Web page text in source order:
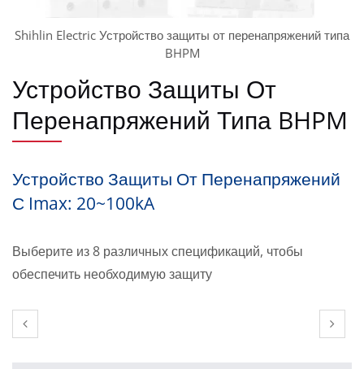
Shihlin Electric Устройство защиты от перенапряжений типа
BHPM
Устройство Защиты От
Перенапряжений Типа BHPM
Устройство Защиты От Перенапряжений
С Imax: 20~100kA
Выберите из 8 различных спецификаций, чтобы
обеспечить необходимую защиту